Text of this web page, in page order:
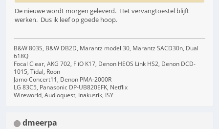
De nieuwe wordt morgen geleverd. Het vervangtoestel blijft
werken. Dus ik leef op goede hoop.
B&W 803S, B&W DB2D, Marantz model 30, Marantz SACD30n, Dual
618Q
Focal Clear, AKG 702, FiiO K17, Denon HEOS Link HS2, Denon DCD-
1015, Tidal, Roon
Jamo Concert11, Denon PMA-2000R
LG 83C5, Panasonic DP-UB820EFK, Netflix
Wireworld, Audioquest, Inakustik, ISY
dmeerpa